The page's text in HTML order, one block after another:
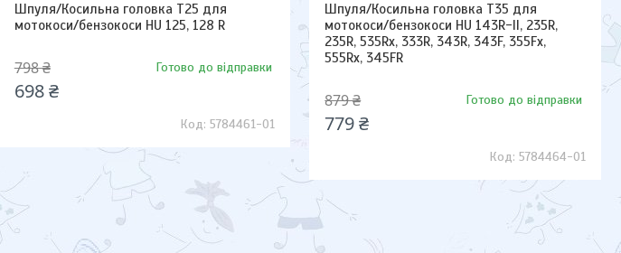
Шпуля/Косильна головка Т25 для
мотокоси/бензокоси HU 125, 128 R
798 ₴
698 ₴
Готово до відправки
5784461-01
Шпуля/Косильна головка Т35 для
мотокоси/бензокоси HU 143R-II, 235R,
235R, 535Rx, 333R, 343R, 343F, 355Fx,
555Rx, 345FR
879 ₴
779 ₴
Готово до відправки
5784464-01